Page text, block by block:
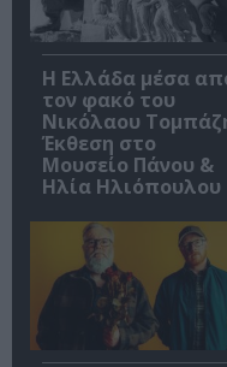
Η Ελλάδα μέσα
τον φακό του
Νικόλαου
Έκθεση στο
Μουσείο Πάνου &
Ηλία Ηλιόπουλου